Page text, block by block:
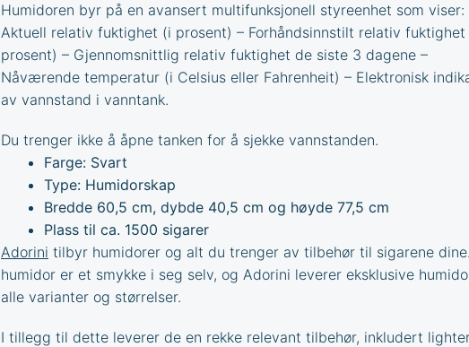
Humidoren byr på en avansert multifunksjonell styreenhet som viser:
Aktuell relativ fuktighet (i prosent) – Forhåndsinnstilt relativ fuktighet
prosent) – Gjennomsnittlig relativ fuktighet de siste 3 dagene –
Nåværende temperatur (i Celsius eller Fahrenheit) – Elektronisk
av vannstand i vanntank.
Du trenger ikke å åpne tanken for å sjekke vannstanden.
Farge: Svart
Type: Humidorskap
Bredde 60,5 cm, dybde 40,5 cm og høyde 77,5 cm
Plass til ca. 1500 sigarer
Adorini tilbyr humidorer og alt du trenger av tilbehør til sigarene
humidor er et smykke i seg selv, og Adorini leverer eksklusive
alle varianter og størrelser.
I tillegg til dette leverer de en rekke relevant tilbehør, inkludert